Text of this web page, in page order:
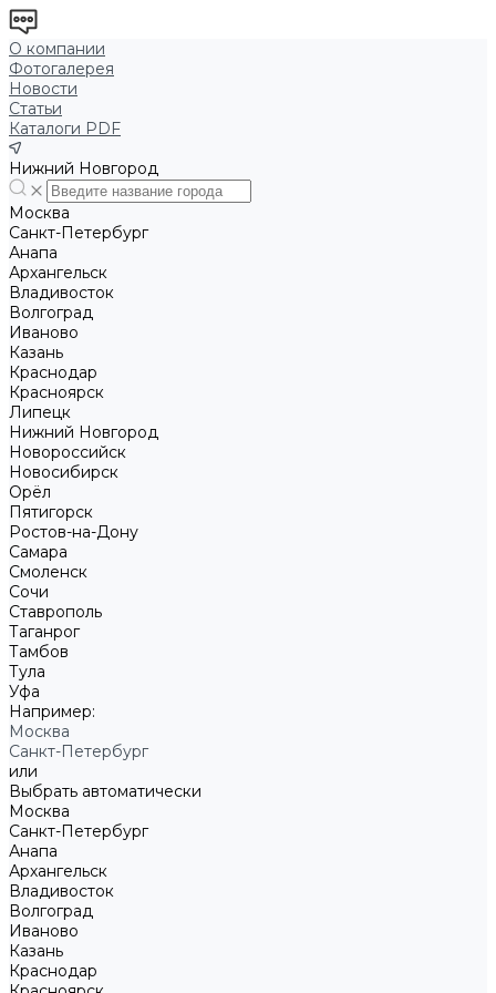
О компании
Фотогалерея
Новости
Статьи
Каталоги PDF
Нижний Новгород
Москва
Санкт-Петербург
Анапа
Архангельск
Владивосток
Волгоград
Иваново
Казань
Краснодар
Красноярск
Липецк
Нижний Новгород
Новороссийск
Новосибирск
Орёл
Пятигорск
Ростов-на-Дону
Самара
Смоленск
Сочи
Ставрополь
Таганрог
Тамбов
Тула
Уфа
Например:
Москва
Санкт-Петербург
или
Выбрать автоматически
Москва
Санкт-Петербург
Анапа
Архангельск
Владивосток
Волгоград
Иваново
Казань
Краснодар